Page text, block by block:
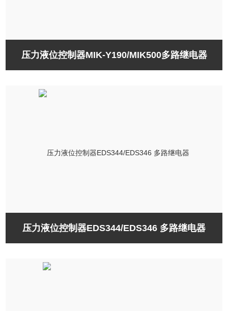
压力液位控制器MIK-Y190/MIK500多路继电器
压力液位控制器EDS344/EDS346 多路继电器